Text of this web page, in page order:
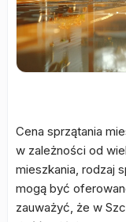
Cena sprzątania
w zależności od
mieszkania, rodzaj
mogą być
zauważyć, że w